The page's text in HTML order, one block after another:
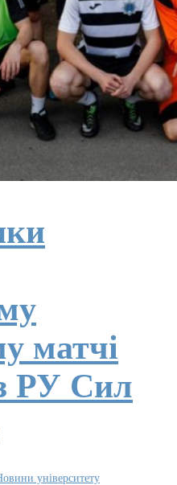
матчі
РУ Сил
університету